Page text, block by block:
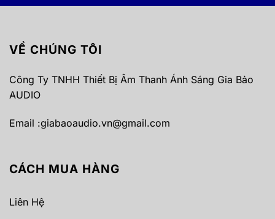
VỀ CHÚNG TÔI
Công Ty TNHH Thiết Bị Âm Thanh Ánh Sáng Gia Bảo
AUDIO
Email :giabaoaudio.vn@gmail.com
CÁCH MUA HÀNG
Liên Hệ